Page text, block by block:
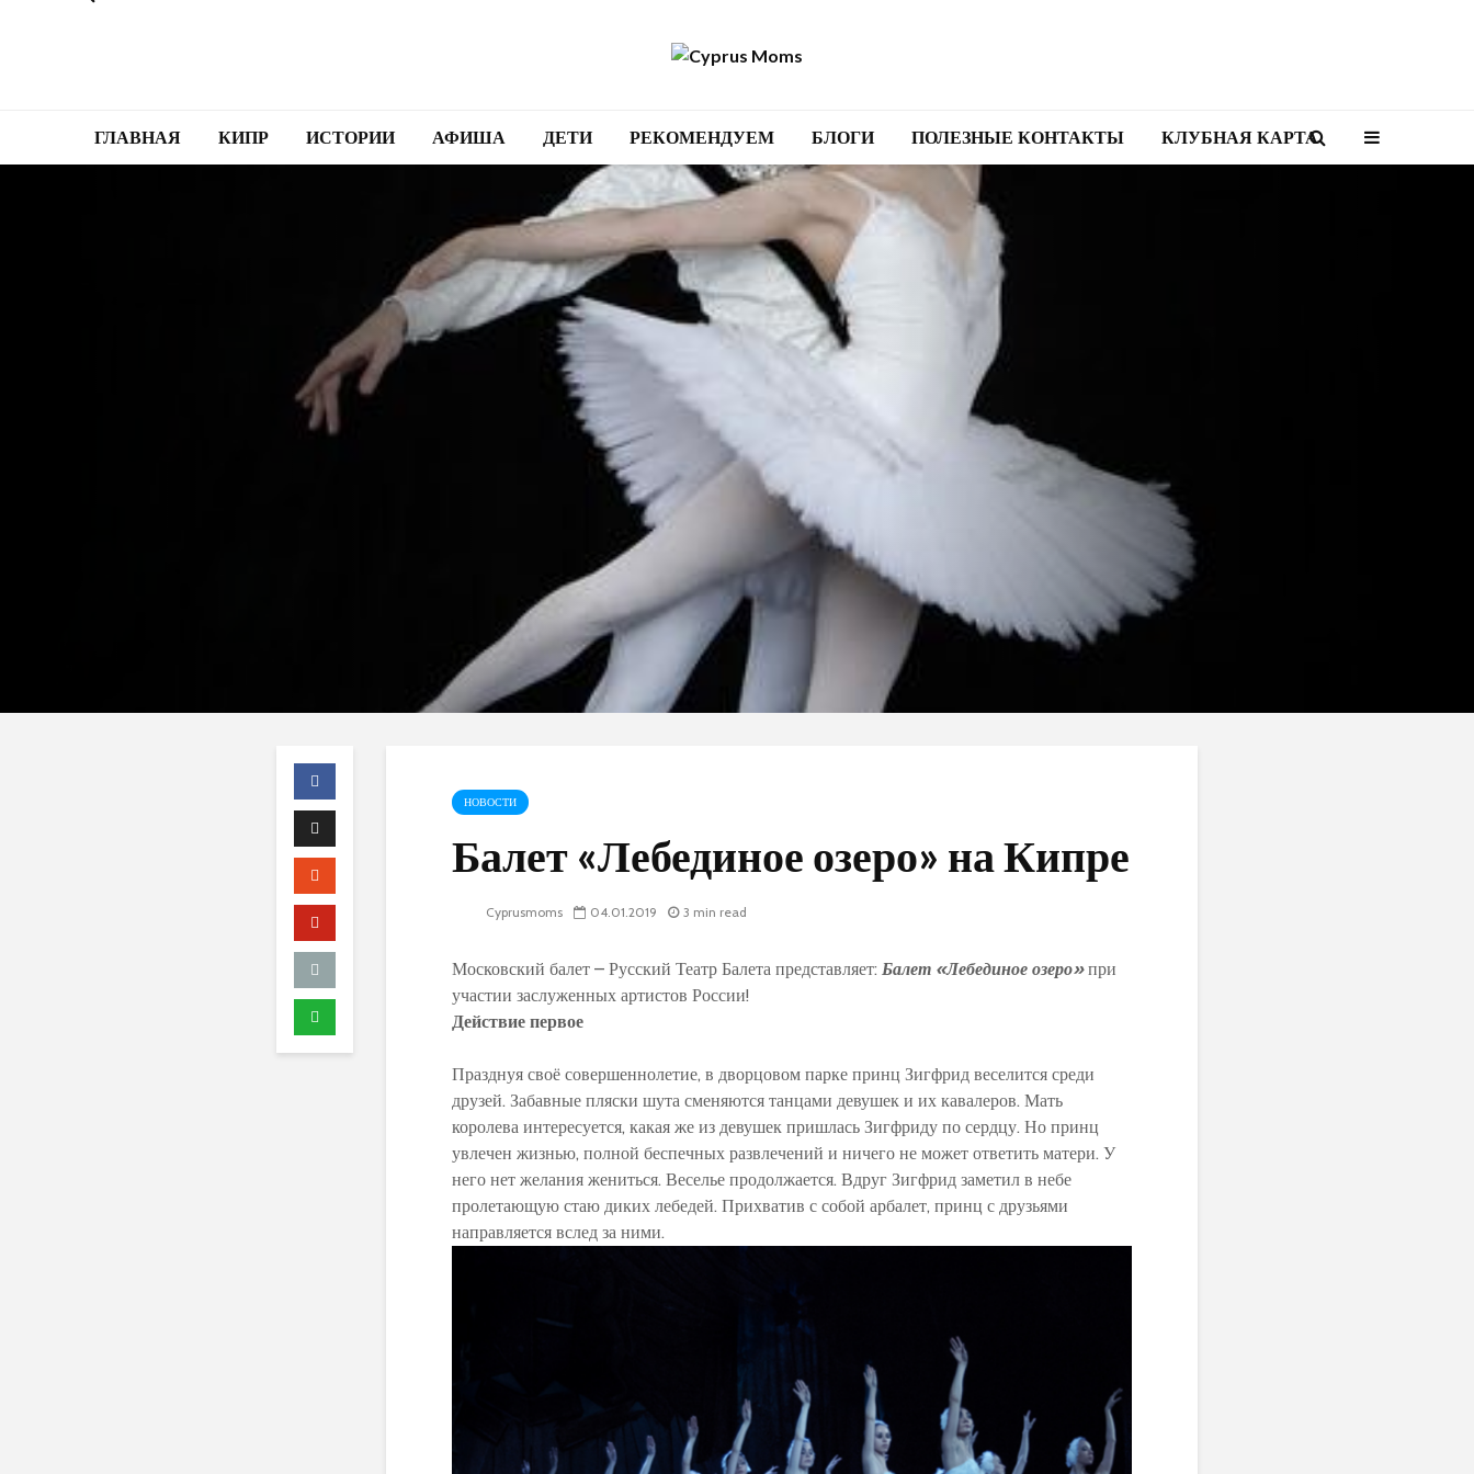
ГЛАВНАЯ КИПР ИСТОРИИ АФИША ДЕТИ РЕКОМЕНДУЕМ БЛОГИ ПОЛЕЗНЫЕ КОНТАКТЫ КЛУБНАЯ КАРТА
НОВОСТИ
Балет «Лебединое озеро» на Кипре
Cyprusmoms 04.01.2019 3 min read
Московский балет – Русский Театр Балета представляет: Балет «Лебединое озеро»при
участии заслуженных артистов России!
Действие первое
Празднуя своё совершеннолетие, в дворцовом парке принц Зигфрид веселится среди
друзей. Забавные пляски шута сменяются танцами девушек и их кавалеров. Мать
королева интересуется, какая же из девушек пришлась Зигфриду по сердцу. Но принц
увлечен жизнью, полной беспечных развлечений и ничего не может ответить матери. У
него нет желания жениться. Веселье продолжается. Вдруг Зигфрид заметил в небе
пролетающую стаю диких лебедей. Прихватив с собой арбалет, принц с друзьями
направляется вслед за ними.